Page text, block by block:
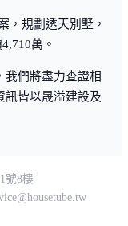
，規劃透天別墅，
萬。
我們將盡力查證相
訊皆以晟溢建設及
號8樓